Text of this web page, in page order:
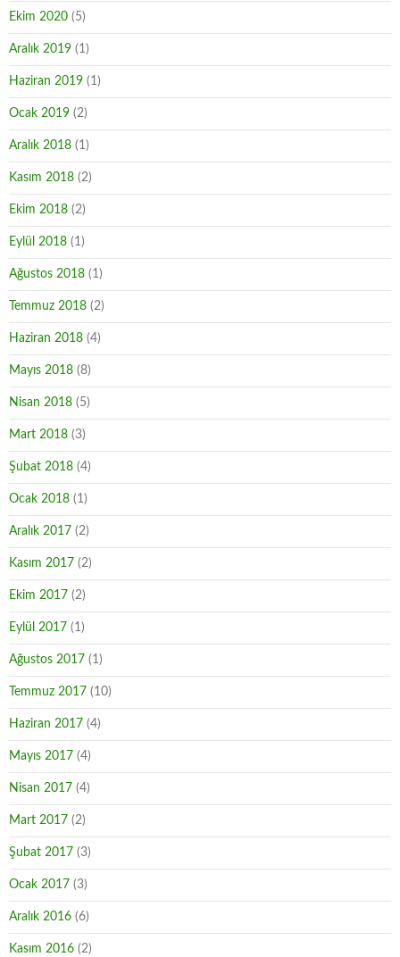
Ekim 2020 (5)
Aralık 2019 (1)
Haziran 2019 (1)
Ocak 2019 (2)
Aralık 2018 (1)
Kasım 2018 (2)
Ekim 2018 (2)
Eylül 2018 (1)
Ağustos 2018 (1)
Temmuz 2018 (2)
Haziran 2018 (4)
Mayıs 2018 (8)
Nisan 2018 (5)
Mart 2018 (3)
Şubat 2018 (4)
Ocak 2018 (1)
Aralık 2017 (2)
Kasım 2017 (2)
Ekim 2017 (2)
Eylül 2017 (1)
Ağustos 2017 (1)
Temmuz 2017 (10)
Haziran 2017 (4)
Mayıs 2017 (4)
Nisan 2017 (4)
Mart 2017 (2)
Şubat 2017 (3)
Ocak 2017 (3)
Aralık 2016 (6)
Kasım 2016 (2)